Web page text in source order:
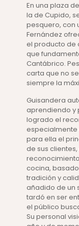
En una plaza
la de Cupido,
pesquero, con
Fernández
el producto de
que
Cantábrico.
carta que no
siempre la
Guisandera
aprendiendo y
logrado el
especialmente
para ella el
de sus
cocina,
tradición y
añadido de un
tardó en ser
el público
Su personal